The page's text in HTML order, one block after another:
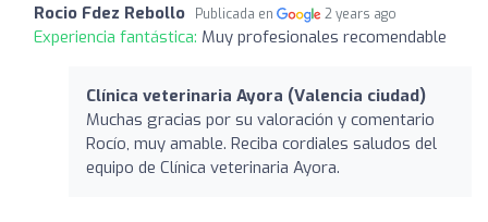
Rocio Fdez Rebollo Publicada en 2 years ago
Experiencia fantástica: Muy profesionales recomendable
Clínica veterinaria Ayora (Valencia ciudad)
Muchas gracias por su valoración y comentario
Rocío, muy amable. Reciba cordiales saludos del
equipo de Clínica veterinaria Ayora.